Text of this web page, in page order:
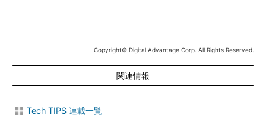
書き込みたいファイルを選択して、コマンド・バ
（1）書き込みたいファイルを選択する。
コマンド・バーの［書き込む］をクリッ
Copyright© Digital Advantage Corp. All Rights Reserved.
関連情報
Tech TIPS 連載一覧